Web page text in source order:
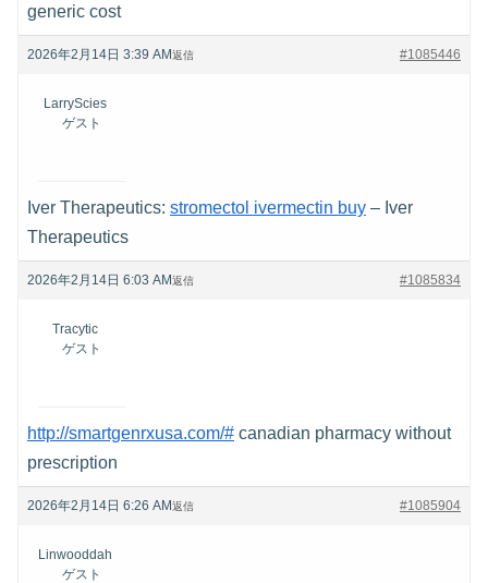
generic cost
2026年2月14日 3:39 AM #1085446
返信
LarryScies
ゲスト
Iver Therapeutics: stromectol ivermectin buy – Iver
Therapeutics
2026年2月14日 6:03 AM #1085834
返信
Tracytic
ゲスト
http://smartgenrxusa.com/# canadian pharmacy without
prescription
2026年2月14日 6:26 AM #1085904
返信
Linwooddah
ゲスト